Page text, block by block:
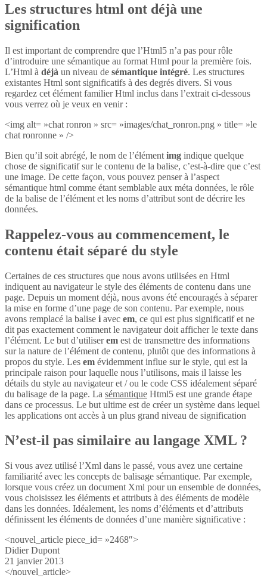
Les structures html ont déjà une
signification
Il est important de comprendre que l’Html5 n’a pas pour rôle
d’introduire une sémantique au format Html pour la première fois.
L’Html à déjà un niveau de sémantique intégré. Les structures
existantes Html sont significatifs à des degrés divers. Si vous
regardez cet élément familier Html inclus dans l’extrait ci-dessous
vous verrez où je veux en venir :
<img alt= »chat ronron » src= »images/chat_ronron.png » title= »le
chat ronronne » />
Bien qu’il soit abrégé, le nom de l’élément img indique quelque
chose de significatif sur le contenu de la balise, c’est-à-dire que c’est
une image. De cette façon, vous pouvez penser à l’aspect
sémantique html comme étant semblable aux méta données, le rôle
de la balise de l’élément et les noms d’attribut sont de décrire les
données.
Rappelez-vous au commencement, le
contenu était séparé du style
Certaines de ces structures que nous avons utilisées en Html
indiquent au navigateur le style des éléments de contenu dans une
page. Depuis un moment déjà, nous avons été encouragés à séparer
la mise en forme d’une page de son contenu. Par exemple, nous
avons remplacé la balise i avec em, ce qui est plus significatif et ne
dit pas exactement comment le navigateur doit afficher le texte dans
l’élément. Le but d’utiliserem est de transmettre des informations
sur la nature de l’élément de contenu, plutôt que des informations à
propos du style. Les em évidemment influe sur le style, qui est la
principale raison pour laquelle nous l’utilisons, mais il laisse les
détails du style au navigateur et / ou le code CSS idéalement séparé
du balisage de la page. La sémantique Html5 est une grande étape
dans ce processus. Le but ultime est de créer un système dans lequel
les applications ont accès à un plus grand niveau de signification
N’est-il pas similaire au langage XML ?
Si vous avez utilisé l’Xml dans le passé, vous avez une certaine
familiarité avec les concepts de balisage sémantique. Par exemple,
lorsque vous créez un document Xml pour un ensemble de données,
vous choisissez les éléments et attributs à des éléments de modèle
dans les données. Idéalement, les noms d’éléments et d’attributs
définissent les éléments de données d’une manière significative :
<nouvel_article piece_id= »2468″>
Didier Dupont
21 janvier 2013
</nouvel_article>